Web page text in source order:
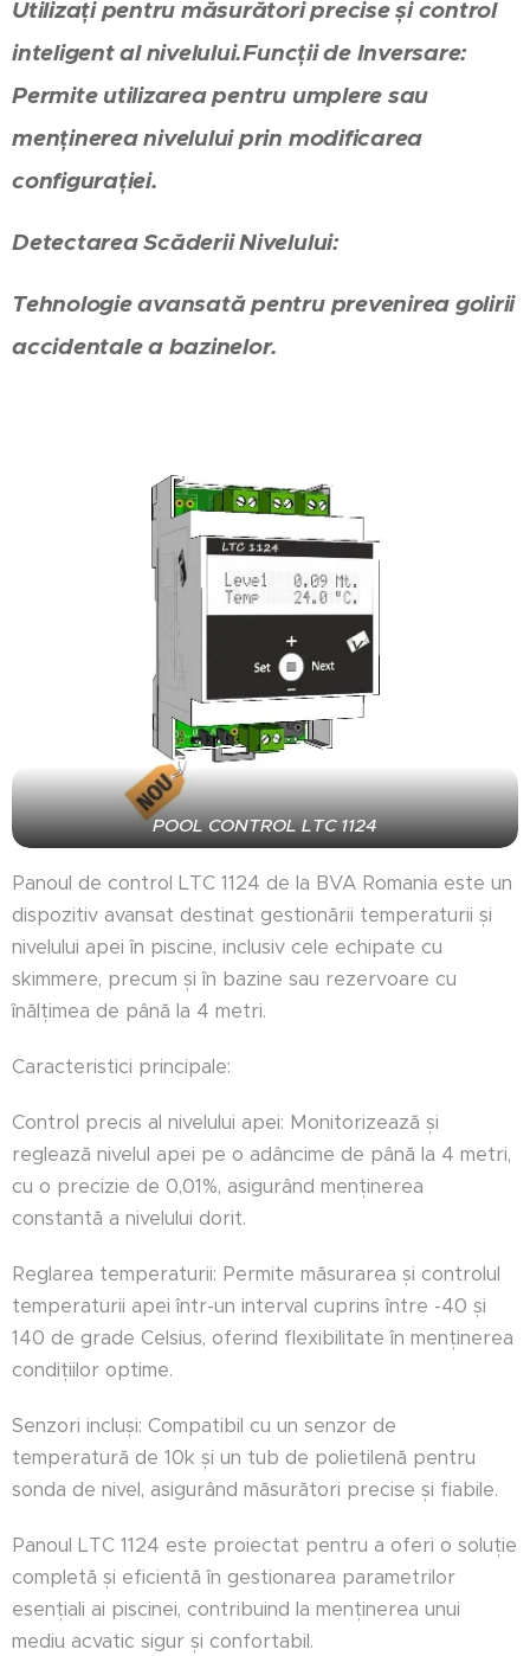
Utilizați pentru măsurători precise și control
inteligent al nivelului.Funcții de Inversare:
Permite utilizarea pentru umplere sau
menținerea nivelului prin modificarea
configurației.
Detectarea Scăderii Nivelului:
Tehnologie avansată pentru prevenirea golirii
accidentale a bazinelor.
POOL CONTROL LTC 1124
Panoul de control LTC 1124 de la BVA Romania este un
dispozitiv avansat destinat gestionării temperaturii și
nivelului apei în piscine, inclusiv cele echipate cu
skimmere, precum și în bazine sau rezervoare cu
înălțimea de până la 4 metri.
Caracteristici principale:
Control precis al nivelului apei: Monitorizează și
reglează nivelul apei pe o adâncime de până la 4 metri,
cu o precizie de 0,01%, asigurând menținerea
constantă a nivelului dorit.
Reglarea temperaturii: Permite măsurarea și controlul
temperaturii apei într-un interval cuprins între -40 și
140 de grade Celsius, oferind flexibilitate în menținerea
condițiilor optime.
Senzori incluși: Compatibil cu un senzor de
temperatură de 10k și un tub de polietilenă pentru
sonda de nivel, asigurând măsurători precise și fiabile.
Panoul LTC 1124 este proiectat pentru a oferi o soluție
completă și eficientă în gestionarea parametrilor
esențiali ai piscinei, contribuind la menținerea unui
mediu acvatic sigur și confortabil.